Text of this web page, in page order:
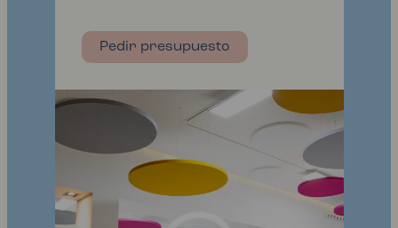
Pedir presupuesto